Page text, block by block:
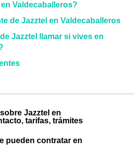
Valdecaballeros?
de Jazztel en Valdecaballeros
Jazztel llamar si vives en
Jazztel en
tarifas, trámites
pueden contratar en